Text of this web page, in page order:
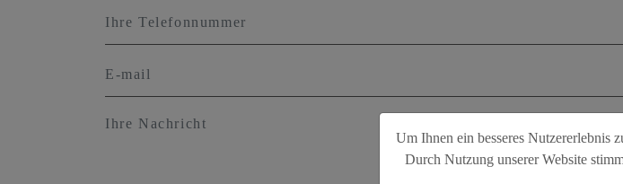
Message
Um Ihnen ein besseres Nutzererlebnis
Durch Nutzung unserer Website